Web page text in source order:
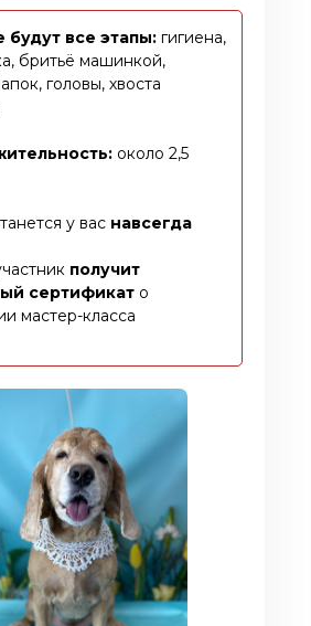
будут все этапы: гигиена,
бритьё машинкой,
головы, хвоста
около 2,5
у вас навсегда
получит
сертификат о
мастер-класса